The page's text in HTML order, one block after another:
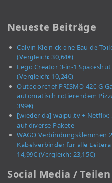
Neueste Beiträge
Calvin Klein ck one Eau de
(Vergleich: 30,64€)
Lego Creator 3-in-1
(Vergleich: 10,24€)
Outdoorchef PRISMO 420 G
automatisch rotierendem
399€)
[wieder da] waipu.tv + Netflix:
auf diverse Pakete
WAGO Verbindungsklemmen
Kabelverbinder für alle
14,99€ (Vergleich: 23,15€)
Social Media / Teilen